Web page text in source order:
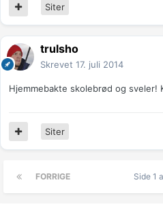
Siter
trulsho
Skrevet 17. juli 2014
Hjemmebakte skolebrød og sveler!
Siter
FORRIGE Side 1